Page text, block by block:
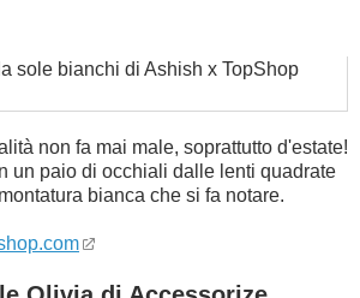
sole bianchi di Ashish x TopShop
non fa mai male, soprattutto d'estate!
un paio di occhiali dalle lenti quadrate
bianca che si fa notare.